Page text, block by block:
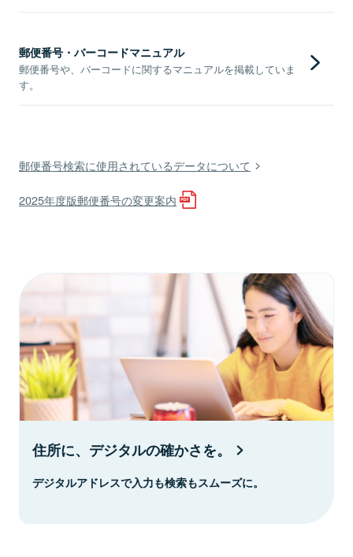
郵便番号・バーコードマニュアル
郵便番号や、バーコードに関するマニュアルを掲載していま
す。
郵便番号検索に使用されているデータについて
2025年度版郵便番号の変更案内
住所に、デジタルの確かさを。
デジタルアドレスで入力も検索もスムーズに。